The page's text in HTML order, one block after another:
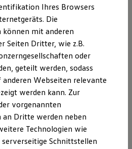
Kollektion
und HU/AU
--:--
Verbleibende Zeit,
Ihres Browsers
Die
mit anderen
Seiten Dritter, wie z.B.
oder
geteilt werden, sodass
anderen Webseiten relevante
werden kann. Zur
vorgenannten
Dritte werden neben
Technologien wie
serverseitige Schnittstellen